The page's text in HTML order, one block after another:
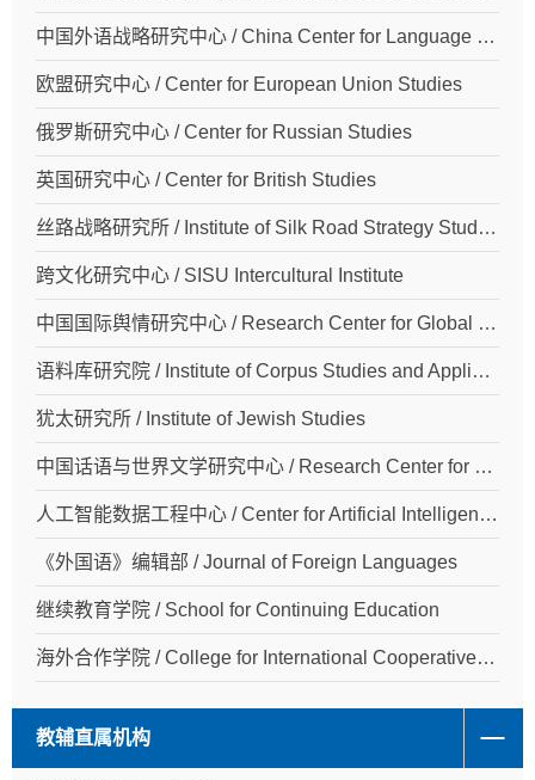
中国外语战略研究中心 / China Center for Language Planning and Policy Studies
欧盟研究中心 / Center for European Union Studies
俄罗斯研究中心 / Center for Russian Studies
英国研究中心 / Center for British Studies
丝路战略研究所 / Institute of Silk Road Strategy Studies
跨文化研究中心 / SISU Intercultural Institute
中国国际舆情研究中心 / Research Center for Global Public Opinion of China
语料库研究院 / Institute of Corpus Studies and Applications
犹太研究所 / Institute of Jewish Studies
中国话语与世界文学研究中心 / Research Center for Chinese Discourse and World Literature
人工智能数据工程中心 / Center for Artificial Intelligence Data Engineering
《外国语》编辑部 / Journal of Foreign Languages
继续教育学院 / School for Continuing Education
海外合作学院 / College for International Cooperative Programs
教辅直属机构